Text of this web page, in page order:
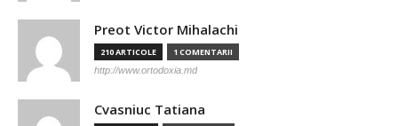
Preot Victor Mihalachi
210 ARTICOLE 1 COMENTARII
http://www.ortodoxia.md
Cvasniuc Tatiana